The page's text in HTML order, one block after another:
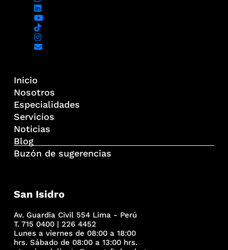
Inicio
Nosotros
Especialidades
Servicios
Noticias
Blog
Buzón de sugerencias
San Isidro
Av. Guardia Civil 554 Lima - Perú
T. 715 0400 | 226 4452
Lunes a viernes de 08:00 a 18:00
hrs. Sábado de 08:00 a 13:00 hrs.